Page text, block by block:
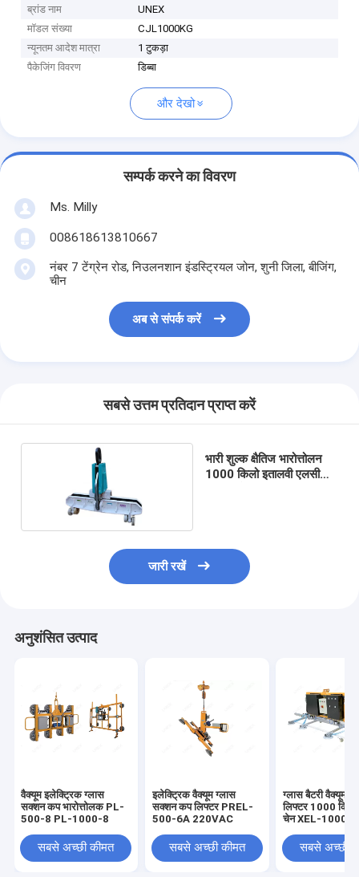
ब्रांड नाम
UNEX
मॉडल संख्या
CJL1000KG
न्यूनतम आदेश मात्रा
1 टुकड़ा
पैकेजिंग विवरण
डिब्बा
और देखो
सम्पर्क करने का विवरण
Ms. Milly
008618613810667
नंबर 7 टेंग्रेन रोड, निउलनशान इंडस्ट्रियल जोन, शुनी जिला, बीजिंग,
चीन
अब से संपर्क करें
सबसे उत्तम प्रतिदान प्राप्त करें
भारी शुल्क क्षैतिज भारोत्तोलन
1000 किलो इतालवी एलसी
जारी रखें
अनुशंसित उत्पाद
वैक्यूम इलेक्ट्रिक ग्लास
सक्शन कप भारोत्तोलक PL-
500-8 PL-1000-8
सबसे अच्छी कीमत
इलेक्ट्रिक वैक्यूम ग्लास
सक्शन कप लिफ्टर PREL-
500-6A 220VAC
सबसे अच्छी कीमत
ग्लास बैटरी वैक्यूम
लिफ्टर 1000
चेन XEL-1000-8
सबसे अच्छी